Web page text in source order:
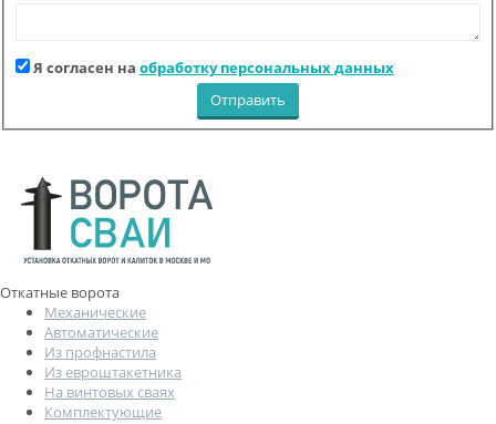
Я согласен на обработку персональных данных
Откатные ворота
Механические
Автоматические
Из профнастила
Из евроштакетника
На винтовых сваях
Комплектующие